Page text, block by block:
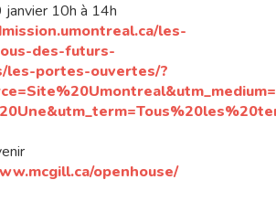
janvier 10h à 14h
les-
des-futurs-
les-portes-ouvertes/?
openhouse/